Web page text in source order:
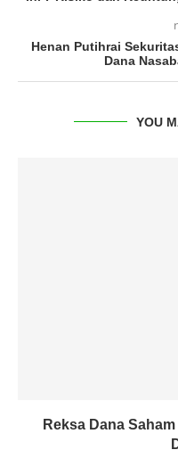
Henan Putihrai
Dana
YOU
Reksa Dana